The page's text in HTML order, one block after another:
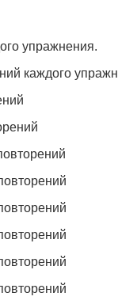
упражнения.
каждого